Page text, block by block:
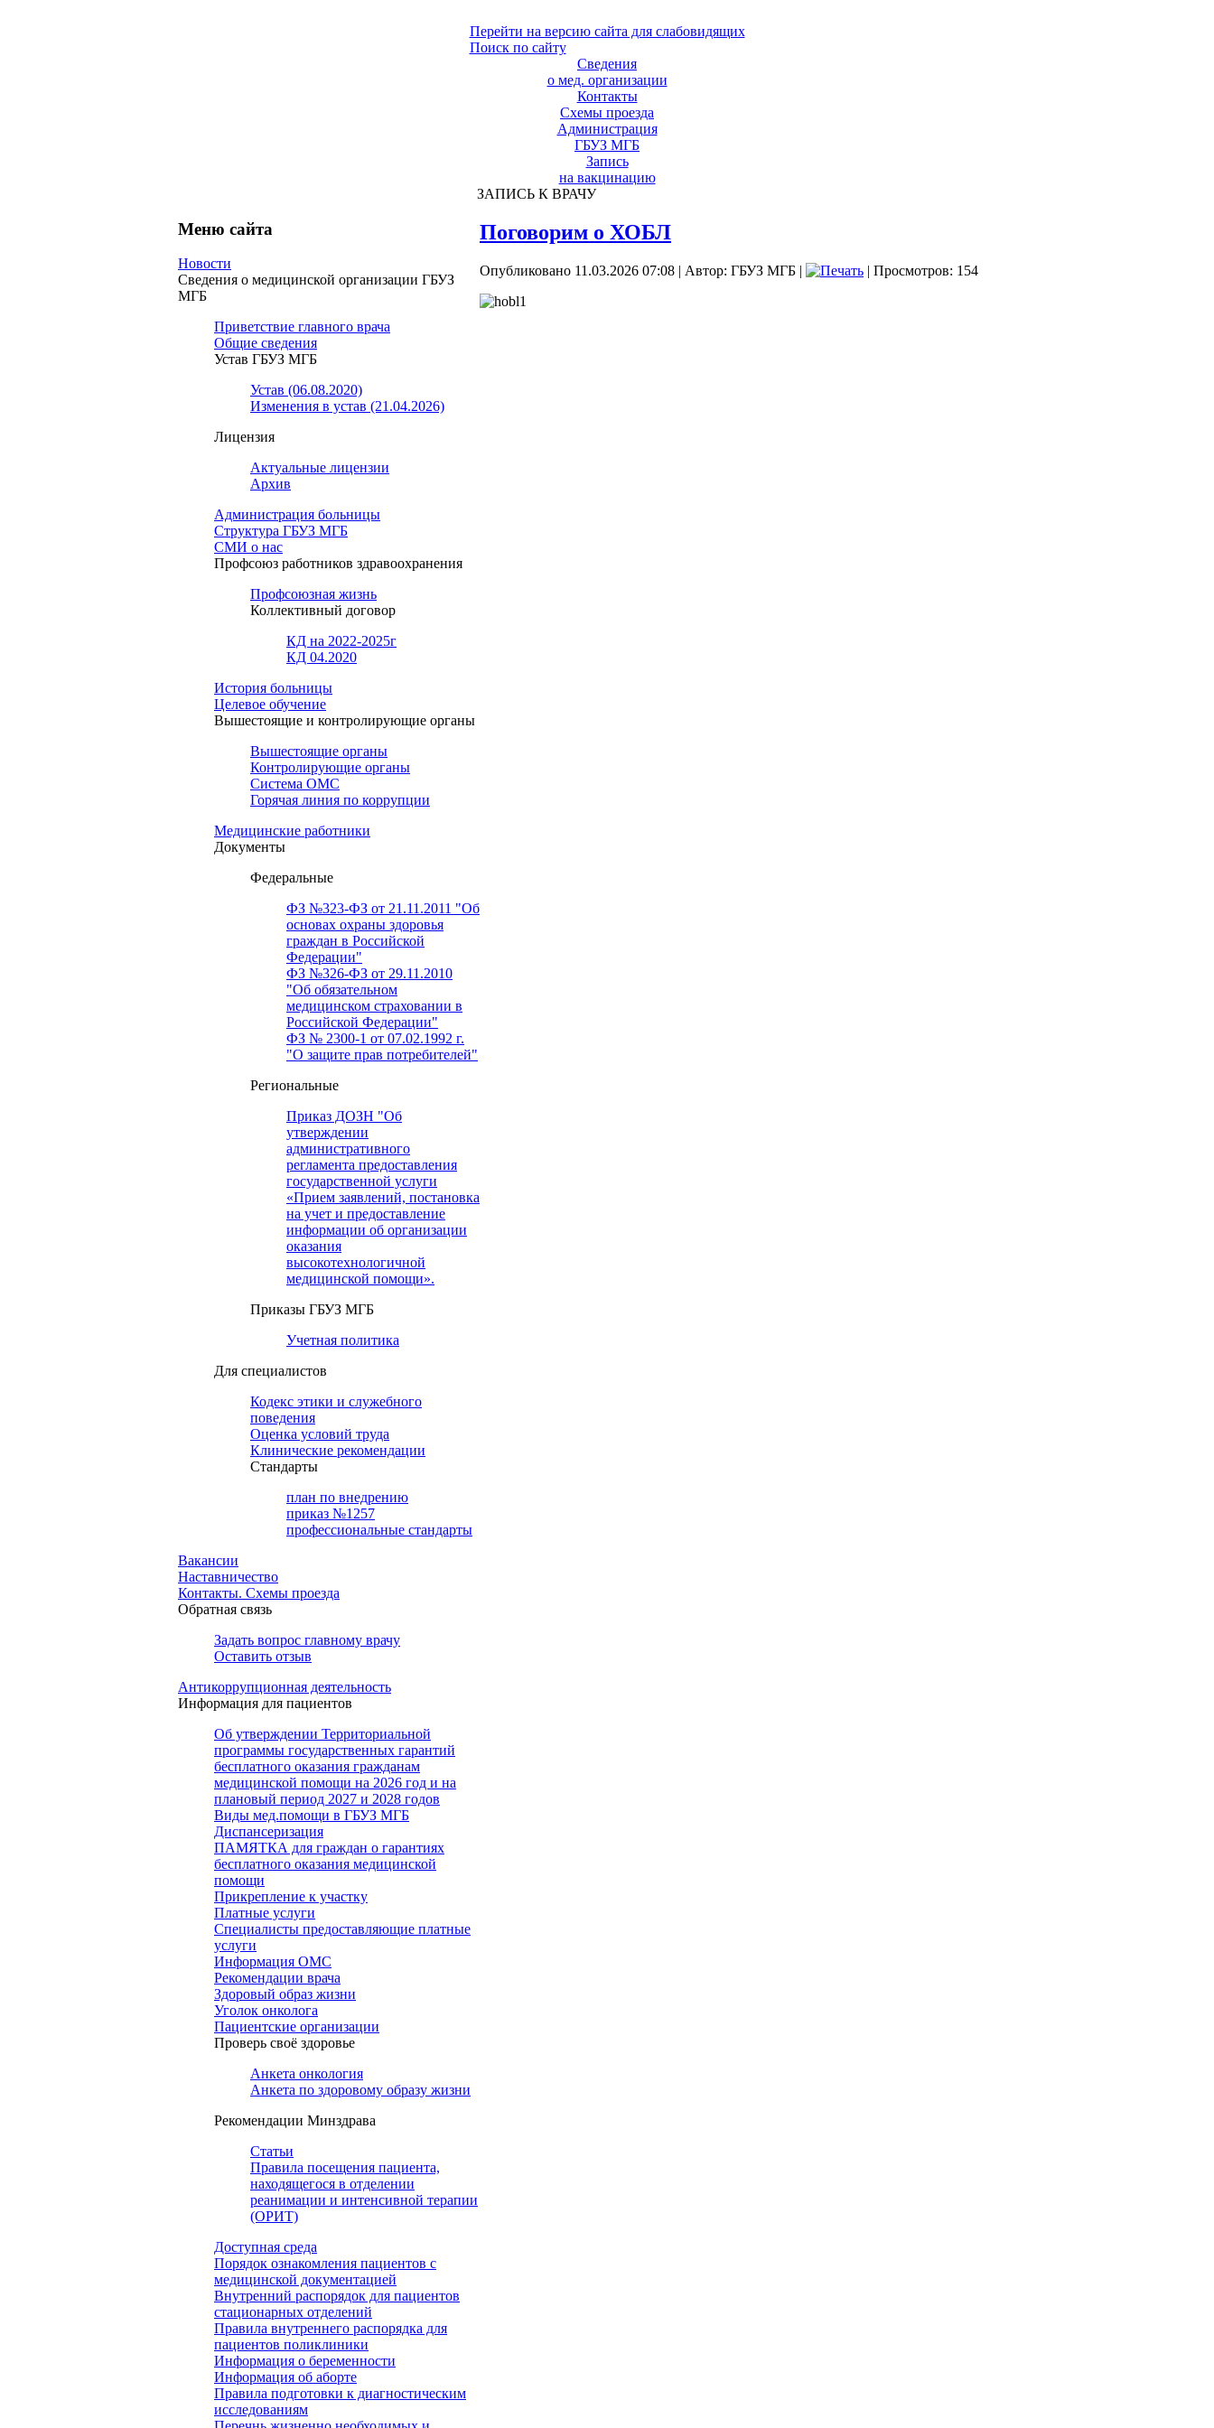
Перейти на версию сайта для слабовидящих
Поиск по сайту
Сведения
о мед. организации
Контакты
Схемы проезда
Администрация
ГБУЗ МГБ
Запись
на вакцинацию
ЗАПИСЬ К ВРАЧУ
Меню сайта
Новости
Сведения о медицинской организации ГБУЗ
МГБ
Приветствие главного врача
Общие сведения
Устав ГБУЗ МГБ
Устав (06.08.2020)
Изменения в устав (21.04.2026)
Лицензия
Актуальные лицензии
Архив
Администрация больницы
Структура ГБУЗ МГБ
СМИ о нас
Профсоюз работников здравоохранения
Профсоюзная жизнь
Коллективный договор
КД на 2022-2025г
КД 04.2020
История больницы
Целевое обучение
Вышестоящие и контролирующие органы
Вышестоящие органы
Контролирующие органы
Система ОМС
Горячая линия по коррупции
Медицинские работники
Документы
Федеральные
ФЗ №323-ФЗ от 21.11.2011 "Об
основах охраны здоровья
граждан в Российской
Федерации"
ФЗ №326-ФЗ от 29.11.2010
"Об обязательном
медицинском страховании в
Российской Федерации"
ФЗ № 2300-1 от 07.02.1992 г.
"О защите прав потребителей"
Региональные
Приказ ДОЗН "Об
утверждении
административного
регламента предоставления
государственной услуги
«Прием заявлений, постановка
на учет и предоставление
информации об организации
оказания
высокотехнологичной
медицинской помощи».
Приказы ГБУЗ МГБ
Учетная политика
Для специалистов
Кодекс этики и служебного
поведения
Оценка условий труда
Клинические рекомендации
Cтандарты
план по внедрению
приказ №1257
профессиональные стандарты
Вакансии
Наставничество
Контакты. Схемы проезда
Обратная связь
Задать вопрос главному врачу
Оставить отзыв
Антикоррупционная деятельность
Информация для пациентов
Об утверждении Территориальной
программы государственных гарантий
бесплатного оказания гражданам
медицинской помощи на 2026 год и на
плановый период 2027 и 2028 годов
Виды мед.помощи в ГБУЗ МГБ
Диспансеризация
ПАМЯТКА для граждан о гарантиях
бесплатного оказания медицинской
помощи
Прикрепление к участку
Платные услуги
Специалисты предоставляющие платные
услуги
Информация ОМС
Рекомендации врача
Здоровый образ жизни
Уголок онколога
Пациентские организации
Проверь своё здоровье
Анкета онкология
Анкета по здоровому образу жизни
Рекомендации Минздрава
Статьи
Правила посещения пациента,
находящегося в отделении
реанимации и интенсивной терапии
(ОРИТ)
Доступная среда
Порядок ознакомления пациентов с
медицинской документацией
Внутренний распорядок для пациентов
стационарных отделений
Правила внутреннего распорядка для
пациентов поликлиники
Информация о беременности
Информация об аборте
Правила подготовки к диагностическим
исследованиям
Поговорим о ХОБЛ
Опубликовано 11.03.2026 07:08 | Автор: ГБУЗ МГБ | | Просмотров: 154